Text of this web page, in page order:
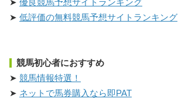
低評価の無料競馬予想サイトランキング
競馬初心者におすすめ
競馬情報特選！
ネットで馬券購入なら即PAT